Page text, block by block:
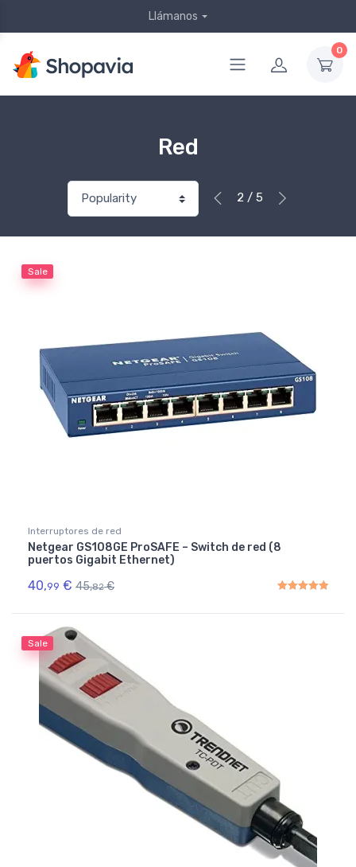
Llámanos
0
Red
2 / 5
Sale
Interruptores de red
Netgear GS108GE ProSAFE – Switch de red (8
puertos Gigabit Ethernet)
40,99 € 45,82 €
Sale